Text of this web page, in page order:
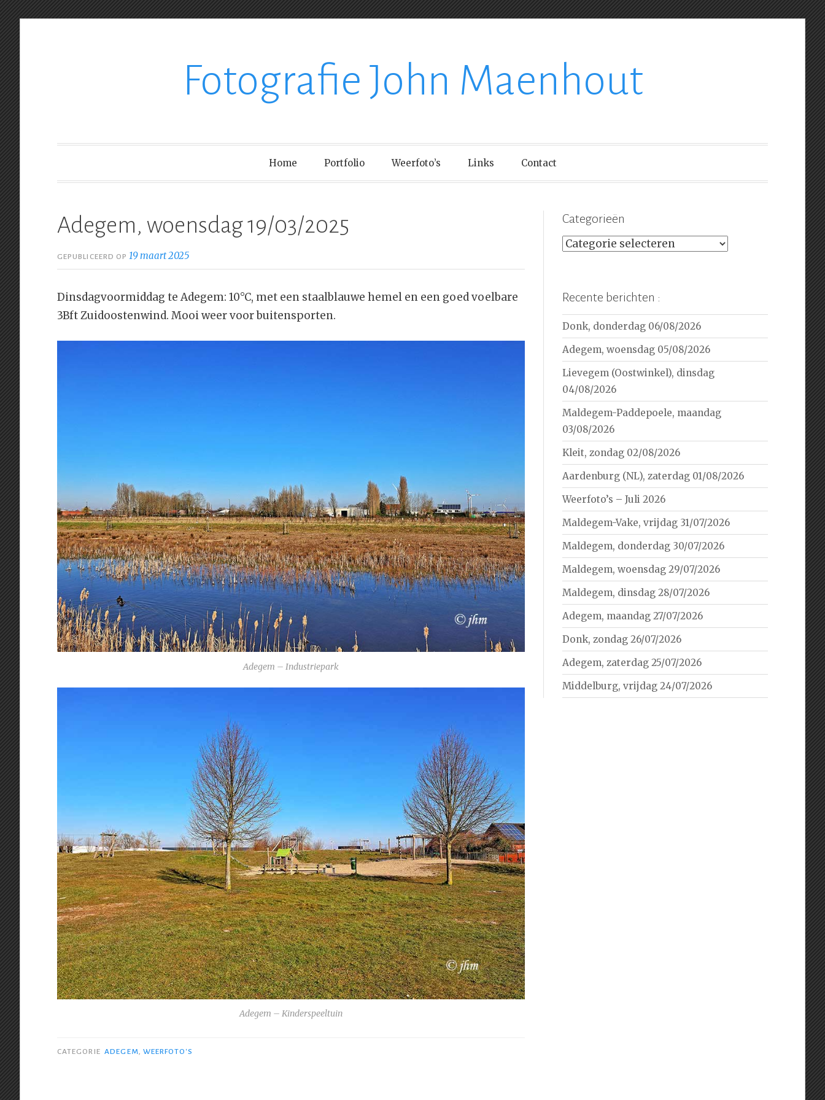
Fotografie John Maenhout
Home Portfolio Weerfoto’s Links Contact
Adegem, woensdag 19/03/2025
GEPUBLICEERD OP19 maart 2025
Dinsdagvoormiddag te Adegem: 10°C, met een staalblauwe hemel en een goed voelbare
3Bft Zuidoostenwind. Mooi weer voor buitensporten.
Adegem – Industriepark
Adegem – Kinderspeeltuin
CATEGORIE ADEGEM WEERFOTO'S
Categorieën
Categorieën
Recente berichten :
Donk, donderdag 06/08/2026
Adegem, woensdag 05/08/2026
Lievegem (Oostwinkel), dinsdag
04/08/2026
Maldegem-Paddepoele, maandag
03/08/2026
Kleit, zondag 02/08/2026
Aardenburg (NL), zaterdag 01/08/2026
Weerfoto’s – Juli 2026
Maldegem-Vake, vrijdag 31/07/2026
Maldegem, donderdag 30/07/2026
Maldegem, woensdag 29/07/2026
Maldegem, dinsdag 28/07/2026
Adegem, maandag 27/07/2026
Donk, zondag 26/07/2026
Adegem, zaterdag 25/07/2026
Middelburg, vrijdag 24/07/2026